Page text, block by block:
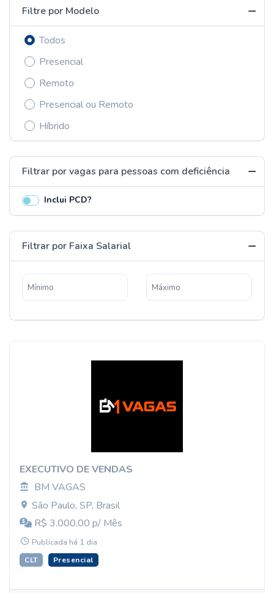
Filtre por Modelo
Todos
Presencial
Remoto
Presencial ou Remoto
Híbrido
Filtrar por vagas para pessoas com deficiência
Inclui PCD?
Filtrar por Faixa Salarial
EXECUTIVO DE VENDAS
BM VAGAS
São Paulo, SP, Brasil
R$ 3.000,00 p/ Mês
Publicada há 1 dia
CLT Presencial